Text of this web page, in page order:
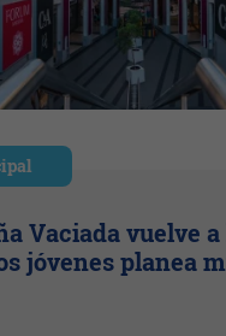
Vaciada vuelve
jóvenes planea